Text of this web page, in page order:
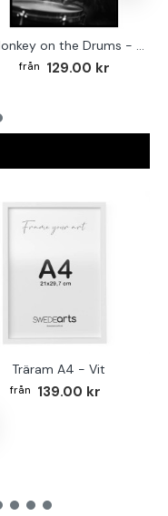
Monkey on the Drums - Trendig poster
129.00 kr
Träram A4 - Vit
139.00 kr